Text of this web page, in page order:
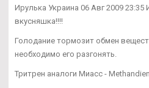
Ирулька Украина 06 Авг 2009 23:35
вкусняшка!!!!
Голодание тормозит обмен
необходимо его разгонять.
Тритрен аналоги Миасс -